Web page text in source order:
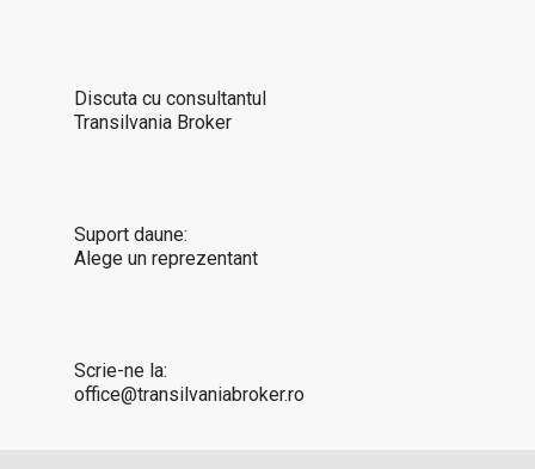
Discuta cu consultantul
Transilvania Broker
Suport daune:
Alege un reprezentant
Scrie-ne la:
office@transilvaniabroker.ro